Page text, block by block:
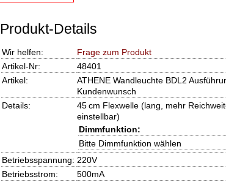
Produkt-Details
Wir helfen:
Frage zum Produkt
Artikel-Nr:
48401
Artikel:
ATHENE Wandleuchte BDL2
Kundenwunsch
Details:
45 cm Flexwelle (lang, mehr
einstellbar)
Dimmfunktion:
Bitte Dimmfunktion wählen
Betriebsspannung: 220V
Betriebsstrom:
500mA